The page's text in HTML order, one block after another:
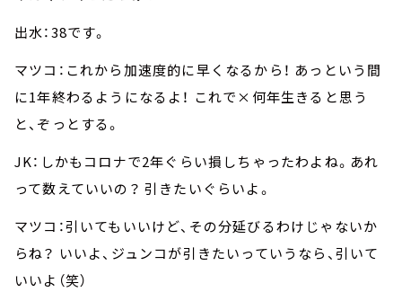
出水：38です。
マツコ：これから加速度的に早くなるから！ あっという間
に1年終わるようになるよ！ これで×何年生きると思う
と、ぞっとする。
JK：しかもコロナで2年ぐらい損しちゃったわよね。あれ
って数えていいの？ 引きたいぐらいよ。
マツコ：引いてもいいけど、その分延びるわけじゃないか
らね？ いいよ、ジュンコが引きたいっていうなら、引いて
いいよ（笑）